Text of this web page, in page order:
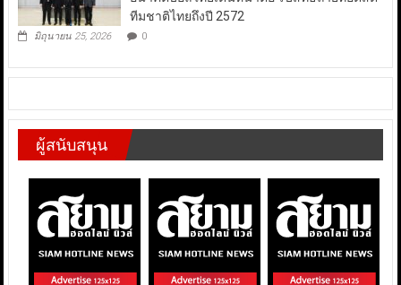
ทีมชาติไทยถึงปี 2572
มิถุนายน 25, 2026 0
ผู้สนับสนุน